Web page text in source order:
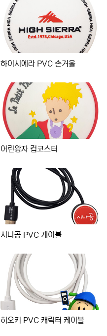
하이시에라 PVC 손거울
어린왕자 컵코스터
시나공 PVC 케이블
히오키 PVC 캐릭터 케이블